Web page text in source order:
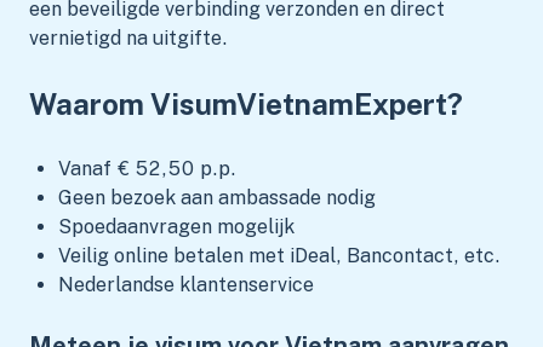
een beveiligde verbinding verzonden en direct
vernietigd na uitgifte.
Waarom VisumVietnamExpert?
Vanaf € 52,50 p.p.
Geen bezoek aan ambassade nodig
Spoedaanvragen mogelijk
Veilig online betalen met iDeal, Bancontact, etc.
Nederlandse klantenservice